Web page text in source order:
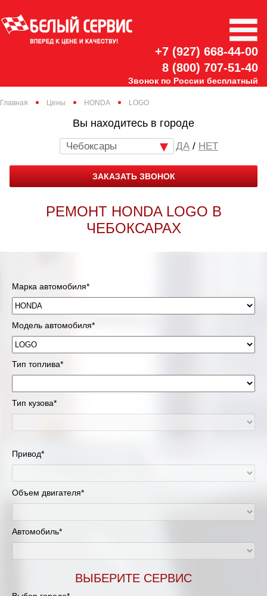
+7 (927) 668-44-00
8 (800) 707-51-40
Звонок по России бесплатный
Главная Цены HONDA LOGO
Вы находитесь в городе
Чебоксары / НЕТ
ЗАКАЗАТЬ ЗВОНОК
РЕМОНТ HONDA LOGO В
ЧЕБОКСАРАХ
Марка автомобиля*
Модель автомобиля*
Тип топлива*
Тип кузова*
Привод*
Объем двигателя*
Автомобиль*
ВЫБЕРИТЕ СЕРВИС